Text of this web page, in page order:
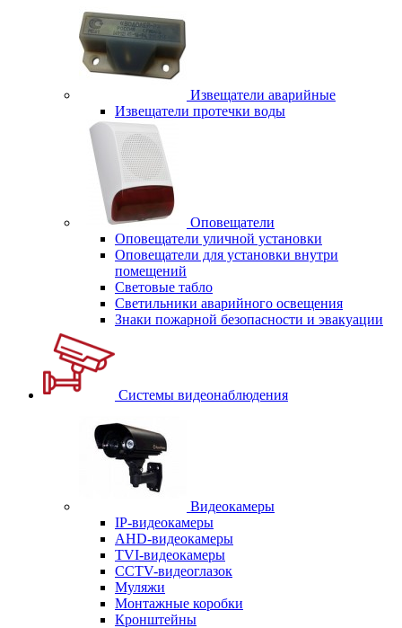
Извещатели аварийные
Извещатели протечки воды
Оповещатели
Оповещатели уличной установки
Оповещатели для установки внутри
помещений
Световые табло
Светильники аварийного освещения
Знаки пожарной безопасности и эвакуации
Системы видеонаблюдения
Видеокамеры
IP-видеокамеры
AHD-видеокамеры
TVI-видеокамеры
CCTV-видеоглазок
Муляжи
Монтажные коробки
Кронштейны